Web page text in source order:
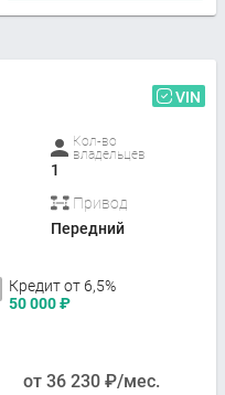
VIN
Кол-во
владельцев
1
Привод
Передний
Кредит от 6,5%
50 000₽
от 36 230 ₽/мес.